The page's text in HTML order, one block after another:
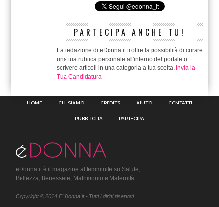
PARTECIPA ANCHE TU!
La redazione di eDonna.it ti offre la possibilità di curare
una tua rubrica personale all'interno del portale o
scrivere articoli in una categoria a tua scelta. Invia la
Tua Candidatura
HOME CHI SIAMO CREDITS AIUTO CONTATTI
PUBBLICITÀ PARTECIPA
eDonna.it è il magazine al femminile su Salute,
Bellezza, Benessere, Matrimonio e Maternità.
Copyright © 2014 E' Donna.it - Tutti i diritti riservati.